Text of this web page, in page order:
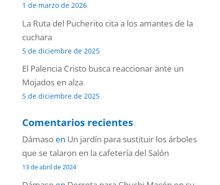
1 de marzo de 2026
La Ruta del Pucherito cita a los amantes de la
cuchara
5 de diciembre de 2025
El Palencia Cristo busca reaccionar ante un
Mojados en alza
5 de diciembre de 2025
Comentarios recientes
Dámasoen Un jardín para sustituir los árboles
que se talaron en la cafetería del Salón
13 de abril de 2024